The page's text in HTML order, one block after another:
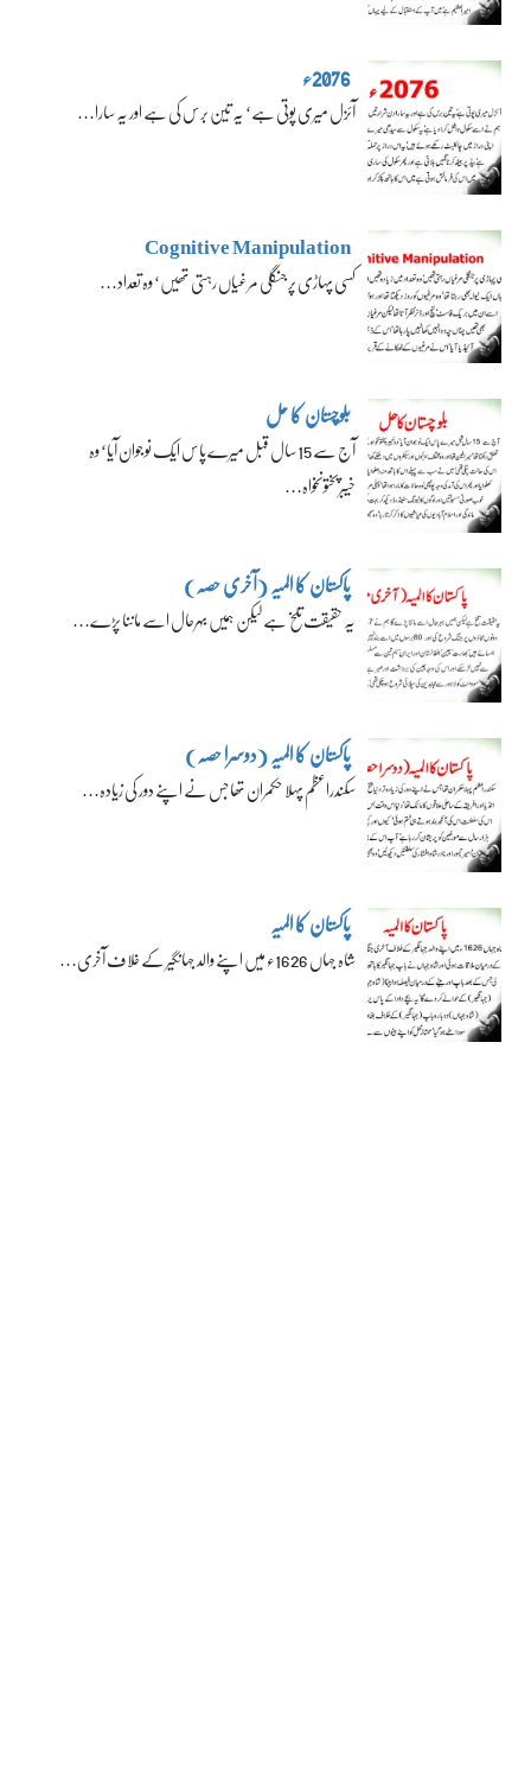
2076ء
آئزل میری پوتی ہے‘ یہ تین برس کی ہے اور یہ سارا…
Cognitive Manipulation
کسی پہاڑی پر جنگلی مرغیاں رہتی تھیں‘ وہ تعداد…
بلوچستان کا حل
آج سے 15 سال قبل میرے پاس ایک نوجوان آیا‘ وہ
خیبرپختونخواہ…
پاکستان کا المیہ (آخری حصہ)
یہ حقیقت تلخ ہے لیکن ہمیں بہرحال اسے ماننا پڑے…
پاکستان کا المیہ (دوسرا حصہ)
سکندراعظم پہلا حکمران تھا جس نے اپنے دور کی زیادہ…
پاکستان کا المیہ
شاہ جہاں 1626ء میں اپنے والد جہانگیر کے خلاف آخری…